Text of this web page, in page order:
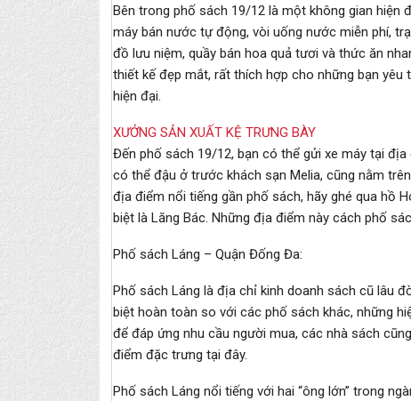
Bên trong phố sách 19/12 là một không gian hiện
máy bán nước tự động, vòi uống nước miễn phí,
đồ lưu niệm, quầy bán hoa quả tươi và thức ăn
thiết kế đẹp mắt, rất thích hợp cho những bạn
hiện đại.
XƯỞNG SẢN XUẤT KỆ TRƯNG BÀY
Đến phố sách 19/12, bạn có thể gửi xe máy tại
có thể đậu ở trước khách sạn Melia, cũng nằm
địa điểm nổi tiếng gần phố sách, hãy ghé qua hồ
biệt là Lăng Bác. Những địa điểm này cách phố
Phố sách Láng – Quận Đống Đa:
Phố sách Láng là địa chỉ kinh doanh sách cũ lâu
biệt hoàn toàn so với các phố sách khác, những
để đáp ứng nhu cầu người mua, các nhà sách
điểm đặc trưng tại đây.
Phố sách Láng nổi tiếng với hai “ông lớn” trong